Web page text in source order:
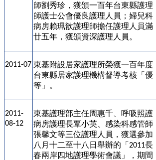
師劉秀珍，獲頒一百年台東縣護理
師護士公會優良護理人員；婦兒科
病房賴珮歆護理師擔任護理人員滿
廿五年，獲頒資深護理人員 。
2011-07 東基附設居家護理所榮獲一百年度
台東縣居家護理機構督導考核「優
等」
。
2011-
08-12
東基護理部主任周惠千、呼吸照護
病房護理長覃小英、感染科感管師
張馨文等三位護理人員，獲選參加
八月十二至十八日舉辦的「 2011長
春兩岸四地護理學術會議」，期間